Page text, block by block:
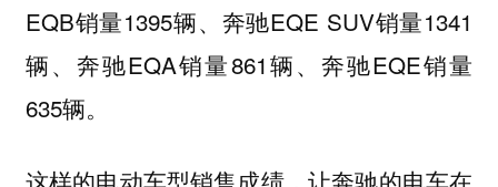
EQB销量1395辆、奔驰EQE SUV销量1341
辆、奔驰EQA销量861辆、奔驰EQE销量
635辆。